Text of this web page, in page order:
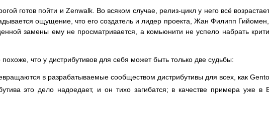
готов пойти и Zenwalk. Во всяком случае, релиз-цикл у него всё
ощущение, что его создатель и лидер проекта, Жан Филипп
замены ему не просматривается, а комьюнити не успело набрать
похоже, что у дистрибутивов для себя может быть только две судьбы:
в разрабатываемые сообществом дистрибутивы для всех, как
это дело надоедает, и он тихо загибатся; в качестве примера уже в